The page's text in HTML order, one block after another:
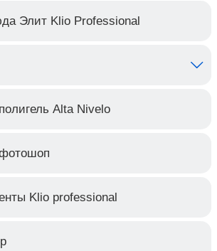
Элит Klio Professional
Alta Nivelo
Klio professional